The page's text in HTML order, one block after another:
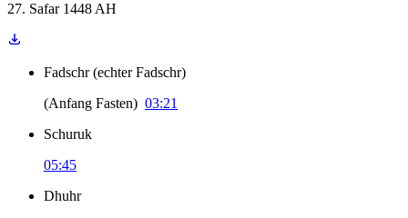
27. Safar 1448 AH
Fadschr (echter Fadschr)
(Anfang Fasten) 03:21
Schuruk
05:45
Dhuhr